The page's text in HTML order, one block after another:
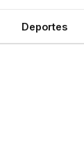
Deportes